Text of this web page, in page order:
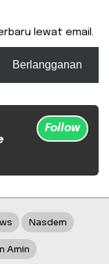
lewat email.
Berlangganan
Follow
Nasdem
Amin